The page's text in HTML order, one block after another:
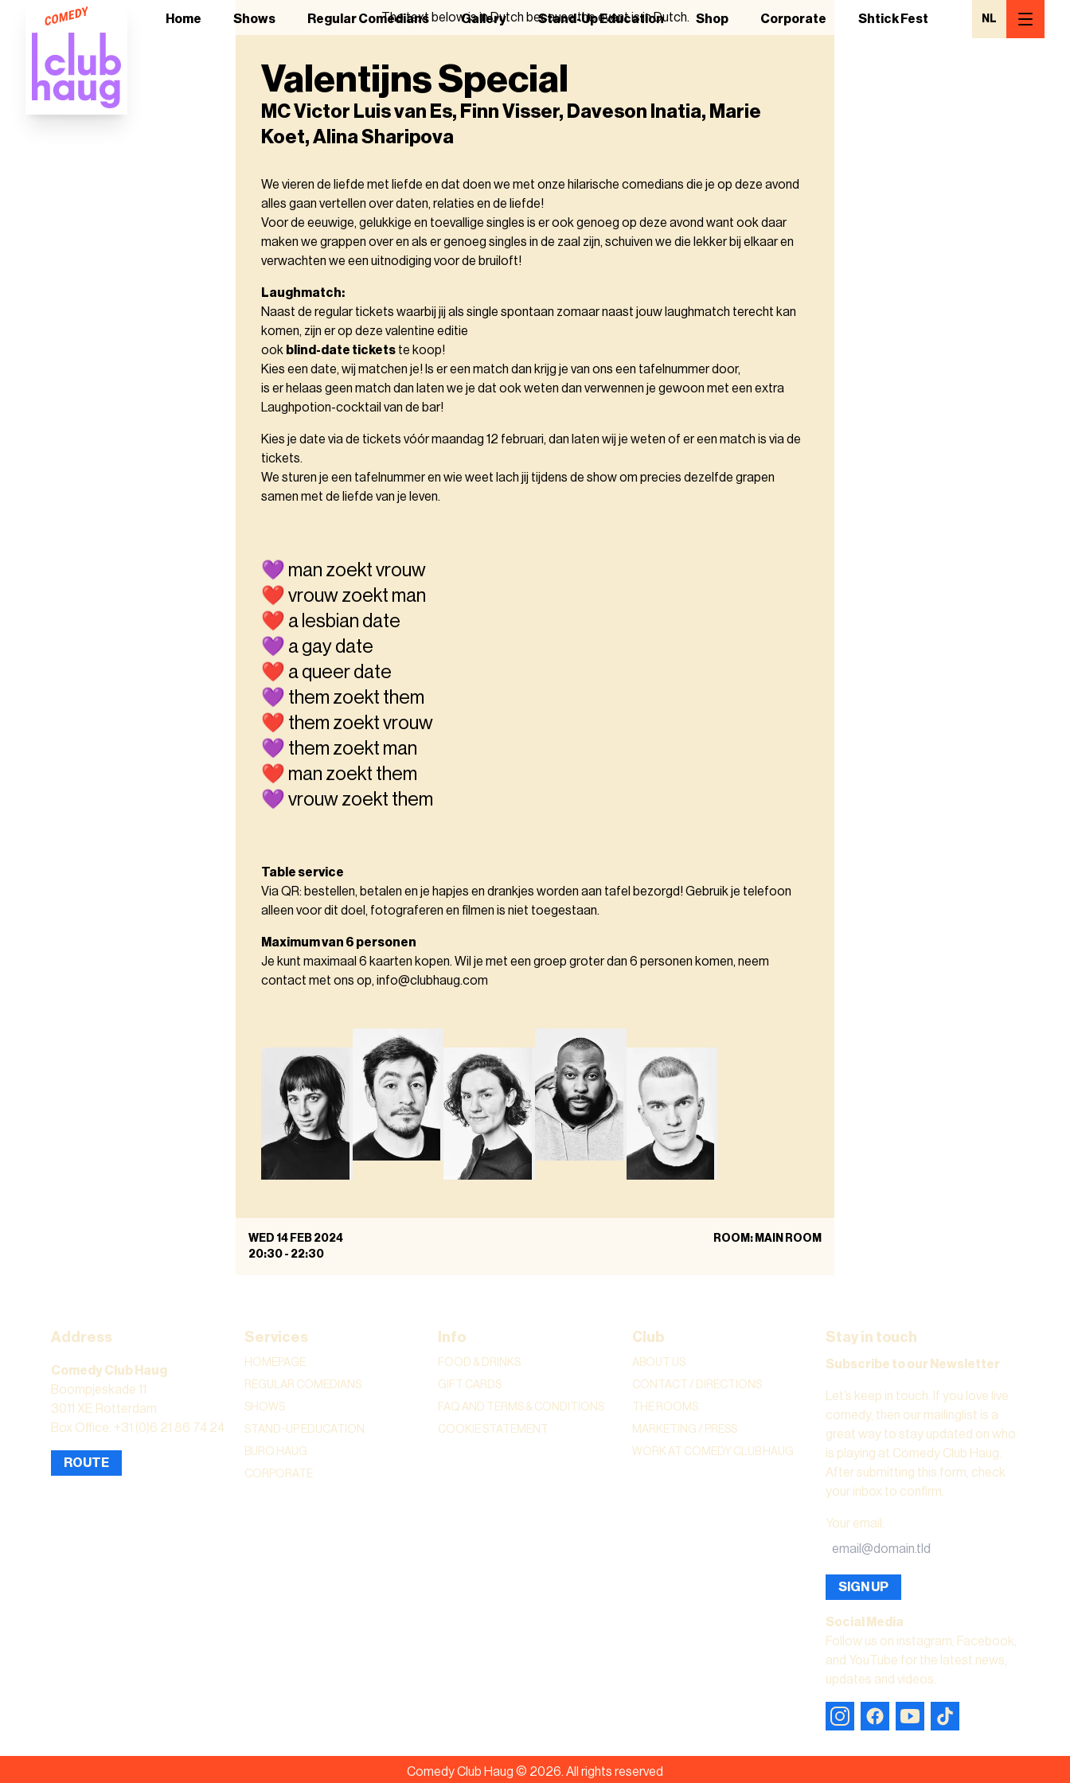
Home Shows Regular Comedians Gallery Stand-Up Education Shop Corporate Shtick Fest NL
The text below is in Dutch because the event is in Dutch.
Valentijns Special
MC Victor Luis van Es, Finn Visser, Daveson Inatia, Marie
Koet, Alina Sharipova
We vieren de liefde met liefde en dat doen we met onze hilarische comedians die je op deze avond
alles gaan vertellen over daten, relaties en de liefde!
Voor de eeuwige, gelukkige en toevallige singles is er ook genoeg op deze avond want ook daar
maken we grappen over en als er genoeg singles in de zaal zijn, schuiven we die lekker bij elkaar en
verwachten we een uitnodiging voor de bruiloft!
Laughmatch:
Naast de regular tickets waarbij jij als single spontaan zomaar naast jouw laughmatch terecht kan
komen, zijn er op deze valentine editie
ook blind-date tickets te koop!
Kies een date, wij matchen je! Is er een match dan krijg je van ons een tafelnummer door,
is er helaas geen match dan laten we je dat ook weten dan verwennen je gewoon met een extra
Laughpotion-cocktail van de bar!
Kies je date via de tickets vóór maandag 12 februari, dan laten wij je weten of er een match is via de
tickets.
We sturen je een tafelnummer en wie weet lach jij tijdens de show om precies dezelfde grapen
samen met de liefde van je leven.
💜 man zoekt vrouw
❤️ vrouw zoekt man
❤️ a lesbian date
💜 a gay date
❤️ a queer date
💜 them zoekt them
❤️ them zoekt vrouw
💜 them zoekt man
❤️ man zoekt them
💜 vrouw zoekt them
Table service
Via QR: bestellen, betalen en je hapjes en drankjes worden aan tafel bezorgd! Gebruik je telefoon
alleen voor dit doel, fotograferen en filmen is niet toegestaan.
Maximum van 6 personen
Je kunt maximaal 6 kaarten kopen. Wil je met een groep groter dan 6 personen komen, neem
contact met ons op, info@clubhaug.com
WED 14 FEB 2024
20:30 - 22:30
ROOM: MAIN ROOM
Address
Comedy Club Haug
Boompjeskade 11
3011 XE Rotterdam
Box Office: +31 (0)6 21 86 74 24
ROUTE
Services
HOMEPAGE
REGULAR COMEDIANS
SHOWS
STAND-UP EDUCATION
BURO HAUG
CORPORATE
Info
FOOD & DRINKS
GIFT CARDS
FAQ AND TERMS & CONDITIONS
COOKIE STATEMENT
Club
ABOUT US
CONTACT / DIRECTIONS
THE ROOMS
MARKETING / PRESS
WORK AT COMEDY CLUB HAUG
Stay in touch
Subscribe to our Newsletter
Let’s keep in touch. If you love live
comedy, then our mailinglist is a
great way to stay updated on who
is playing at Comedy Club Haug.
After submitting this form, check
your inbox to confirm.
Your email :
SIGN UP
Social Media
Follow us on instagram, Facebook,
and YouTube for the latest news,
updates and videos.
Comedy Club Haug © 2026. All rights reserved